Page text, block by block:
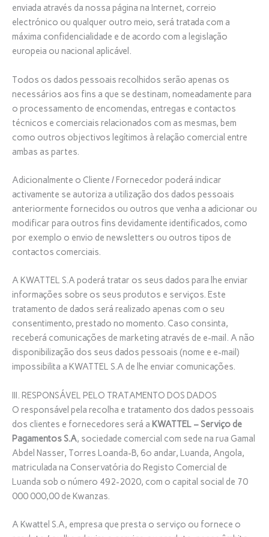
enviada através da nossa página na Internet, correio
electrónico ou qualquer outro meio, será tratada com a
máxima confidencialidade e de acordo com a legislação
europeia ou nacional aplicável.
Todos os dados pessoais recolhidos serão apenas os
necessários aos fins a que se destinam, nomeadamente para
o processamento de encomendas, entregas e contactos
técnicos e comerciais relacionados com as mesmas, bem
como outros objectivos legítimos à relação comercial entre
ambas as partes.
Adicionalmente o Cliente / Fornecedor poderá indicar
activamente se autoriza a utilização dos dados pessoais
anteriormente fornecidos ou outros que venha a adicionar ou
modificar para outros fins devidamente identificados, como
por exemplo o envio de newsletters ou outros tipos de
contactos comerciais.
A KWATTEL S.A poderá tratar os seus dados para lhe enviar
informações sobre os seus produtos e serviços. Este
tratamento de dados será realizado apenas com o seu
consentimento, prestado no momento. Caso consinta,
receberá comunicações de marketing através de e-mail. A não
disponibilização dos seus dados pessoais (nome e e-mail)
impossibilita a KWATTEL S.A de lhe enviar comunicações.
III. RESPONSÁVEL PELO TRATAMENTO DOS DADOS
O responsável pela recolha e tratamento dos dados pessoais
dos clientes e fornecedores será a KWATTEL – Serviço de
Pagamentos S.A, sociedade comercial com sede na rua Gamal
Abdel Nasser, Torres Loanda-B, 6º andar, Luanda, Angola,
matriculada na Conservatória do Registo Comercial de
Luanda sob o número 492-2020, com o capital social de 70
000 000,00 de Kwanzas.
A Kwattel S.A, empresa que presta o serviço ou fornece o